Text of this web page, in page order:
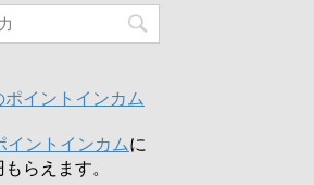
イントインカムに
もらえます。